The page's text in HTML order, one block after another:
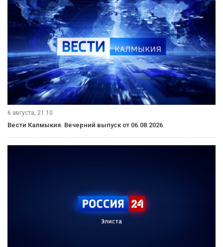
6 августа, 21:10
Вести Калмыкия. Вечерний выпуск от 06.08.2026.